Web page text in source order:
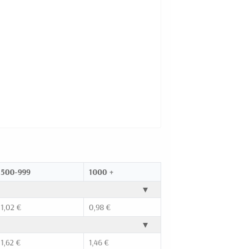
500-999
1000 +
▼
1,02 €
0,98 €
▼
1,62 €
1,46 €